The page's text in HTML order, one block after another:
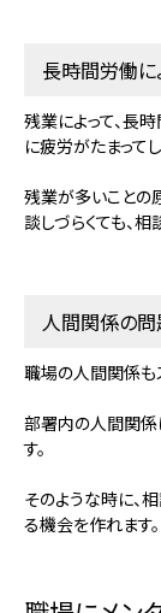
長時間労働に
残業によって、長
に疲労がたまって
残業が多いことの
談しづらくても、
人間関係の
職場の人間関係も
部署内の人間関係
す。
そのような時に、
る機会を作れます。